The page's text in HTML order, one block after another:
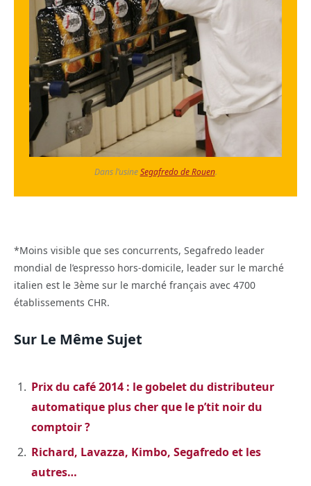
Dans l’usineSegafredo de Rouen.
*Moins visible que ses concurrents, Segafredo leader
mondial de l’espresso hors-domicile, leader sur le marché
italien est le 3ème sur le marché français avec 4700
établissements CHR.
Sur Le Même Sujet
Prix du café 2014 : le gobelet du distributeur
automatique plus cher que le p’tit noir du
comptoir ?
Richard, Lavazza, Kimbo, Segafredo et les
autres…